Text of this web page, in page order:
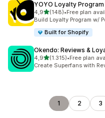
YOYO Loyalty Program
4,9de 5 estrelas
(148)
148 total de avaliações
•Free plan
Build Loyalty Program w/
Built for Shopify
Okendo: Reviews &
4,9de 5 estrelas
(1.315)
1315 total de avaliações
•Free plan
Create Superfans with
1 2 3